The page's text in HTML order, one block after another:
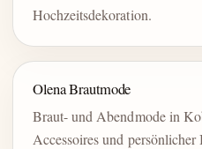
Hochzeitsdekoration.
Olena Brautmode
Braut- und Abendmode in
Accessoires und persönlicher